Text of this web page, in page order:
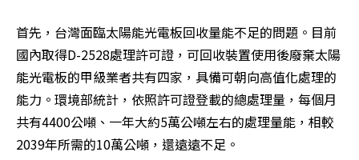
首先，台灣面臨太陽能光電板回收量能不足的問題。目前
國內取得D-2528處理許可證，可回收裝置使用後廢棄太陽
能光電板的甲級業者共有四家，具備可朝向高值化處理的
能力。環境部統計，依照許可證登載的總處理量，每個月
共有4400公噸、一年大約5萬公噸左右的處理量能，相較
2039年所需的10萬公噸，還遠遠不足。